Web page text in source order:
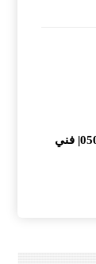
شركة تركيب سيراميك في دبي |0506691641| فني